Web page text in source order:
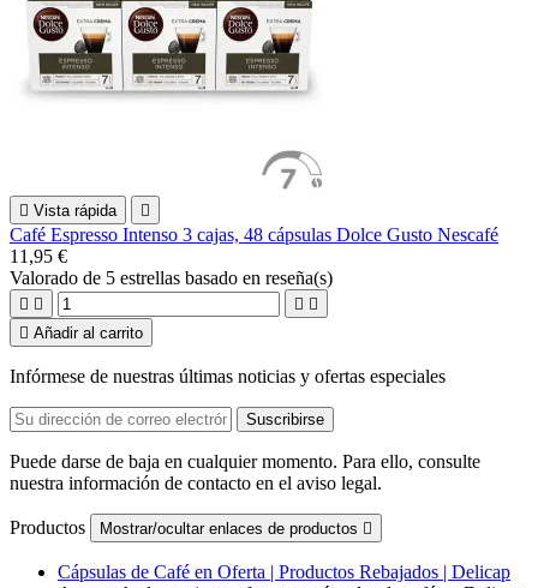
 Vista rápida 
Café Espresso Intenso 3 cajas, 48 cápsulas Dolce Gusto Nescafé
11,95 €
Valorado de 5 estrellas basado en reseña(s)
   
 Añadir al carrito
Infórmese de nuestras últimas noticias y ofertas especiales
Puede darse de baja en cualquier momento. Para ello, consulte
nuestra información de contacto en el aviso legal.
Productos Mostrar/ocultar enlaces de productos 
Cápsulas de Café en Oferta | Productos Rebajados | Delicap